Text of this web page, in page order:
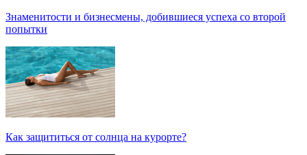
Знаменитости и бизнесмены, добившиеся успеха со второй
попытки
Как защититься от солнца на курорте?